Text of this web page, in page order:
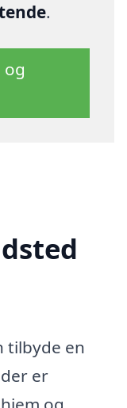
.
tilbyde en
er